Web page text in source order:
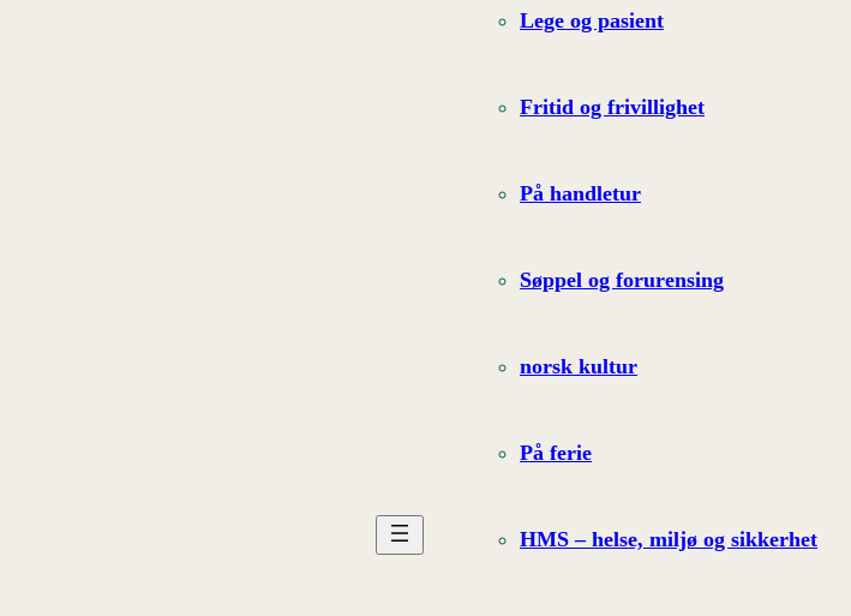
Lege og pasient
Fritid og frivillighet
På handletur
Søppel og forurensing
norsk kultur
På ferie
HMS – helse, miljø og sikkerhet